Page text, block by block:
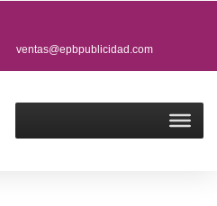
ventas@epbpublicidad.com